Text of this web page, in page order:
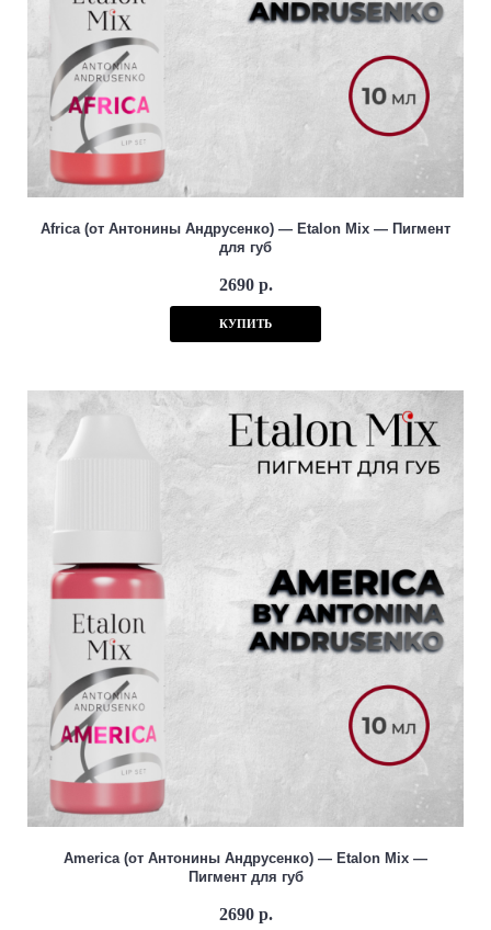
сертификаты. Купить Etalon Mix в магазине Odin Tattoo Вы
можете заказать оригинальный Etalon Mix by Albina Lazareva с
доставкой по России и СНГ. Мы гарантируем подлинность
продукции и быструю отправку.
Africa (от Антонины Андрусенко) — Etalon Mix — Пигмент
для губ
2690 р.
КУПИТЬ
America (от Антонины Андрусенко) — Etalon Mix —
Пигмент для губ
2690 р.